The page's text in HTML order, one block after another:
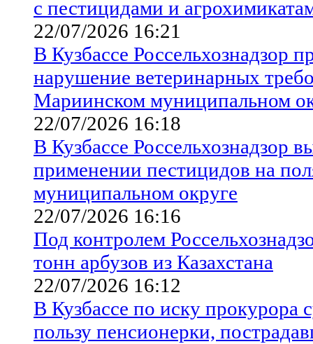
с пестицидами и
22/07/2026 16:21
В Кузбассе Россельхознадзор
нарушение ветеринарных
Мариинском муниципальном
22/07/2026 16:18
В Кузбассе Россельхознадзор
применении пестицидов на
муниципальном округе
22/07/2026 16:16
Под контролем
тонн арбузов из Казахстана
22/07/2026 16:12
В Кузбассе по иску прокурора
пользу пенсионерки,